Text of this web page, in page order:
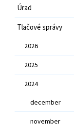
Úrad
Tlačové správy
2026
2025
2024
december
november